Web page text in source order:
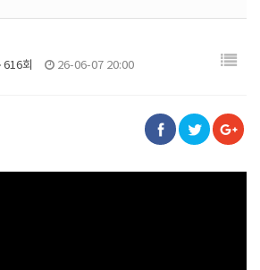
616회 26-06-07 20:00